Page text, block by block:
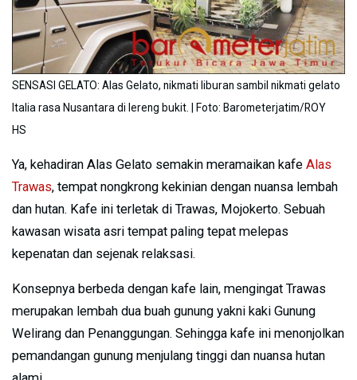
SENSASI GELATO: Alas Gelato, nikmati liburan sambil nikmati gelato
Italia rasa Nusantara di lereng bukit. | Foto: Barometerjatim/ROY
HS
Ya, kehadiran Alas Gelato semakin meramaikan kafe Alas
Trawas, tempat nongkrong kekinian dengan nuansa lembah
dan hutan. Kafe ini terletak di Trawas, Mojokerto. Sebuah
kawasan wisata asri tempat paling tepat melepas
kepenatan dan sejenak relaksasi.
Konsepnya berbeda dengan kafe lain, mengingat Trawas
merupakan lembah dua buah gunung yakni kaki Gunung
Welirang dan Penanggungan. Sehingga kafe ini menonjolkan
pemandangan gunung menjulang tinggi dan nuansa hutan